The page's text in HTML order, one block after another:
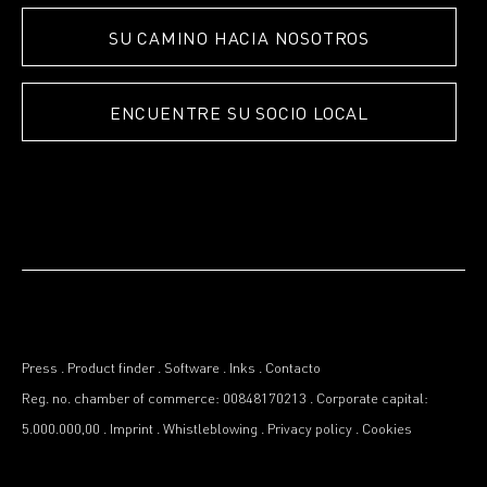
SU CAMINO HACIA NOSOTROS
ENCUENTRE SU SOCIO LOCAL
Press . Product finder . Software . Inks . Contacto
Reg. no. chamber of commerce: 00848170213 . Corporate capital:
5.000.000,00 . Imprint . Whistleblowing . Privacy policy . Cookies